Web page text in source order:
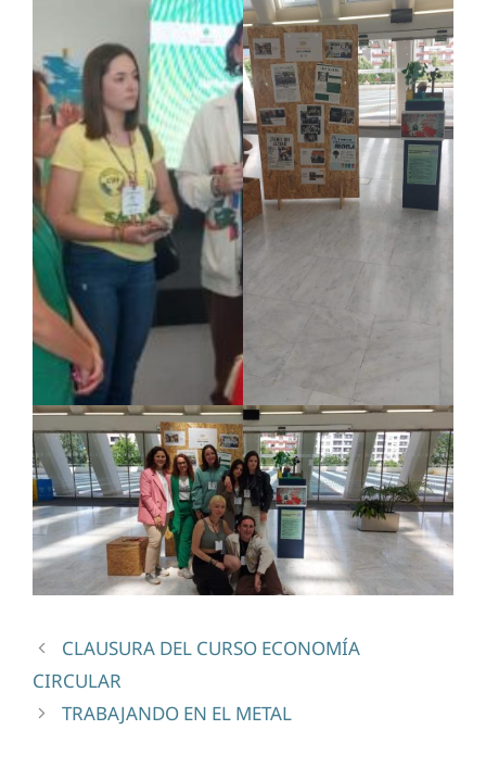
CLAUSURA DEL CURSO ECONOMÍA
CIRCULAR
TRABAJANDO EN EL METAL